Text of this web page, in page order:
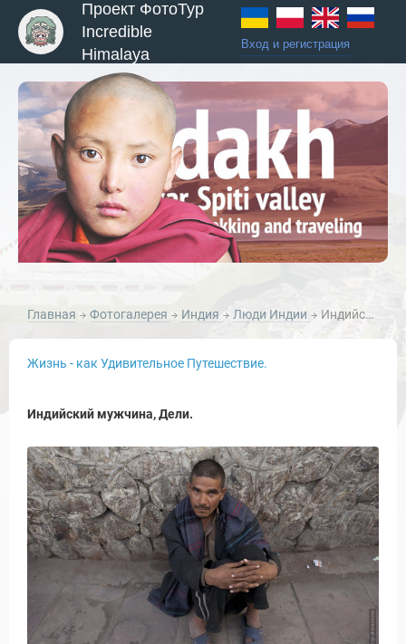
и Туры
Проект ФотоТур
Incredible
Himalaya
Вход и регистрация
Главная Фотогалерея Индия Люди Индии Индийский мужчина, Дели.
Жизнь - как Удивительное Путешествие.
Индийский мужчина, Дели.